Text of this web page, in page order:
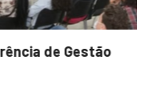
de Gestão